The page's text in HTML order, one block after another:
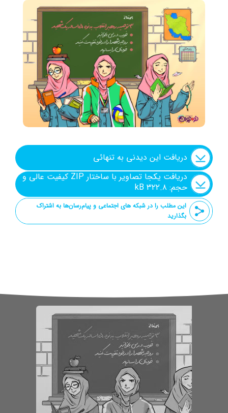
شنیدنی
+ما
جستجو
جستجو
دریافت این دیدنی به تنهائی
دریافت یکجا تصاویر با ساختار ZIP کیفیت عالی و
حجم: ۳۲۲.۸ kB
این مطلب را در شبکه های اجتماعی و پیام‌رسان‌ها به اشتراک
بگذارید